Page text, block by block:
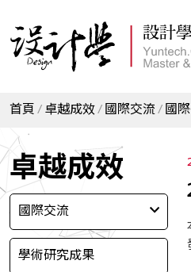
首頁 卓越成效 國際交流 國
卓越成效
國際交流
學術研究成果